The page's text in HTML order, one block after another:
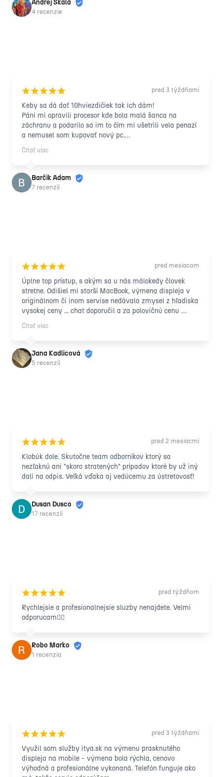
Andrej Skala
4 recenzie
¡¡¡¡¡ pred 3 týždňami
Keby sa dá dať 10hviezdičiek tak ich dám!
Páni mi opravili procesor kde bola malá šanca na
záchranu a podarilo sa im to čím mi ušetrili vela penazí
a nemusel som kupovať nový pc.
Zapožičali mi náhradný počítač na dobu kedy opravovali
ten môj a všetko prebiehalo profesionálne s ludským
nech sa vám darí !
Čítať viac
Barčik Adam
7 recenzií
¡¡¡¡¡ pred mesiacom
Úplne top prístup, s akým sa u nás málokedy človek
stretne. Odišiel mi starší MacBook, výmena displeja v
originálnom či inom servise nedávala zmysel z hľadiska
vysokej ceny ... chat doporučil a za polovičnú cenu
notebook zachránený na pár ďalších rokov, s úsmevom a
nevídanou ústretovosťou.
Čítať viac
Jana Kadlicová
5 recenzií
¡¡¡¡¡ pred 2 mesiacmi
Klobúk dole. Skutočne team odborníkov ktorý sa
nezľaknú ani "skoro stratených" prípadov ktoré by už iný
dali na odpis. Veľká vďaka aj vedúcemu za ústretovosť!
Dusan Dusco
17 recenzií
¡¡¡¡¡ pred týždňom
Rychlejsie a profesionalnejsie sluzby nenajdete. Velmi
odporucam🙋‍♂️
Robo Marko
1 recenzia
¡¡¡¡¡ pred 3 týždňami
Využil som služby itya.sk na výmenu prasknutého
displeja na mobile - výmena bola rýchla, cenovo
výhodná a profesionálne vykonaná. Telefón funguje ako